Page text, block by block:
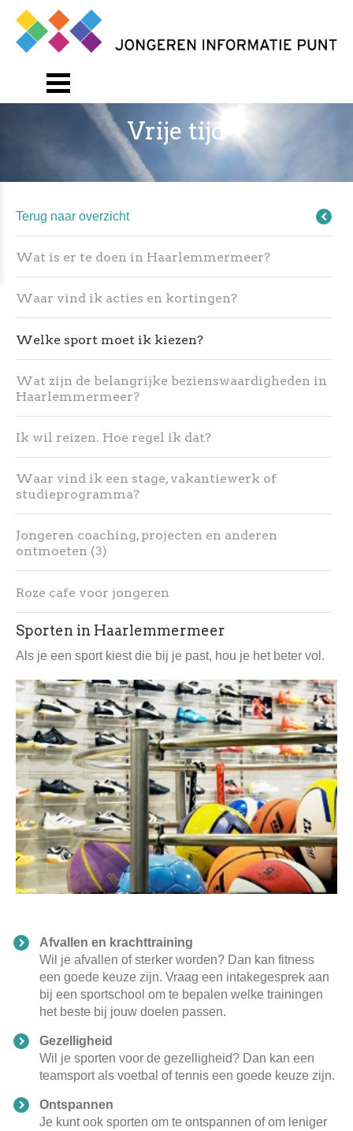
Vrije tijd
Terug naar overzicht
Wat is er te doen in Haarlemmermeer?
Waar vind ik acties en kortingen?
Welke sport moet ik kiezen?
Wat zijn de belangrijke bezienswaardigheden in
Haarlemmermeer?
Ik wil reizen. Hoe regel ik dat?
Waar vind ik een stage, vakantiewerk of
studieprogramma?
Jongeren coaching, projecten en anderen
ontmoeten (3)
Roze cafe voor jongeren
Sporten in Haarlemmermeer
Als je een sport kiest die bij je past, hou je het beter vol.
Afvallen en krachttraining
Wil je afvallen of sterker worden? Dan kan fitness
een goede keuze zijn. Vraag een intakegesprek aan
bij een sportschool om te bepalen welke trainingen
het beste bij jouw doelen passen.
Gezelligheid
Wil je sporten voor de gezelligheid? Dan kan een
teamsport als voetbal of tennis een goede keuze zijn.
Ontspannen
Je kunt ook sporten om te ontspannen of om leniger